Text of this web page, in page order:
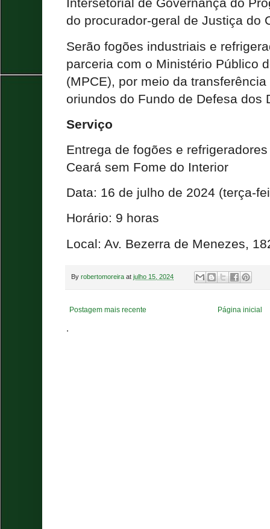
Intersetorial de Governança do
do procurador-geral de Justiça do
Serão fogões industriais e
parceria com o Ministério Público
(MPCE), por meio da
oriundos do Fundo de Defesa dos
Serviço
Entrega de fogões e
Ceará sem Fome do Interior
Data: 16 de julho de 2024 (terça-
Horário: 9 horas
Local: Av. Bezerra de Menezes,
By robertomoreira at julho 15, 2024
Postagem mais recente Página inicial
.